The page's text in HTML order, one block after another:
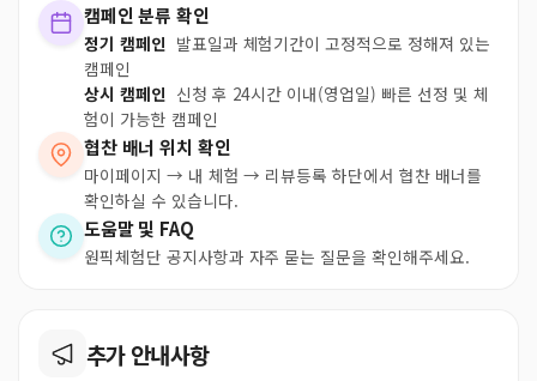
캠페인 분류 확인
정기 캠페인 발표일과 체험기간이 고정적으로 정해져 있는
캠페인
상시 캠페인 신청 후 24시간 이내(영업일) 빠른 선정 및 체
험이 가능한 캠페인
협찬 배너 위치 확인
마이페이지 → 내 체험 → 리뷰등록 하단에서 협찬 배너를
확인하실 수 있습니다.
도움말 및 FAQ
원픽체험단 공지사항과 자주 묻는 질문을 확인해주세요.
추가 안내사항